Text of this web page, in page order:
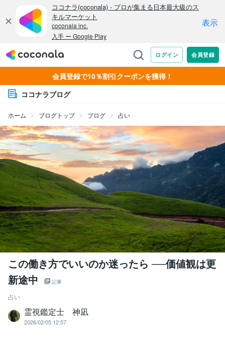
会員登録で10％割引クーポンを獲得！
ココナラブログ
ホーム ブログトップ ブログ 占い
この働き方でいいのか迷ったら ──価値観は更
新途中
記事
占い
霊視鑑定士 神凪
2026/02/05 12:57